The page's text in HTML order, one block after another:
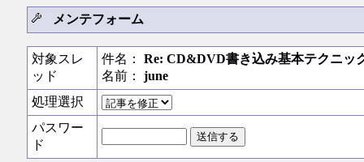
メンテフォーム
対象スレ
ッド
件名： Re: CD&DVD書き込み基本テクニッ
名前： june
処理選択
パスワー
ド